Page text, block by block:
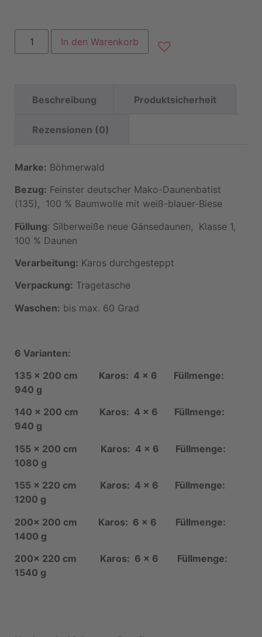
In den Warenkorb
Beschreibung Produktsicherheit
Rezensionen (0)
Marke: Böhmerwald
Bezug: Feinster deutscher Mako-Daunenbatist
(135), 100 % Baumwolle mit weiß-blauer-Biese
Füllung: Silberweiße neue Gänsedaunen, Klasse 1,
100 % Daunen
Verarbeitung: Karos durchgesteppt
Verpackung: Tragetasche
Waschen: bis max. 60 Grad
6 Varianten:
135 x 200 cm Karos: 4 x 6 Füllmenge:
940 g
140 x 200 cm Karos: 4 x 6 Füllmenge:
940 g
155 x 200 cm Karos: 4 x 6 Füllmenge:
1080 g
155 x 220 cm Karos: 4 x 6 Füllmenge:
1200 g
200x 200 cm Karos: 6 x 6 Füllmenge:
1400 g
200x 220 cm Karos: 6 x 6 Füllmenge:
1540 g